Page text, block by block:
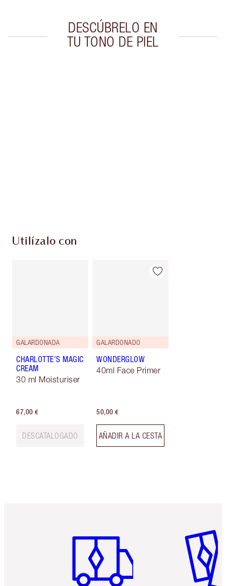
DESCÚBRELO EN
TU TONO DE PIEL
Utilízalo con
GALARDONADA
CHARLOTTE'S MAGIC
CREAM
30 ml Moisturiser
67,00 €
DESCATALOGADO
GALARDONADO
WONDERGLOW
40ml Face Primer
50,00 €
AÑADIR A LA CESTA